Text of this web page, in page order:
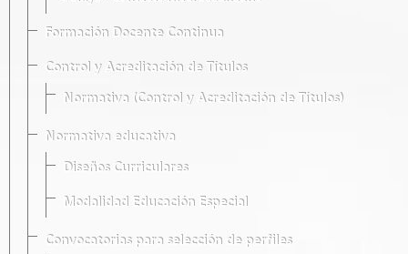
Formación Docente Continua
Control y Acreditación de Títulos
Normativa (Control y Acreditación de Títulos)
Normativa educativa
Diseños Curriculares
Modalidad Educación Especial
Convocatorias para selección de perfiles